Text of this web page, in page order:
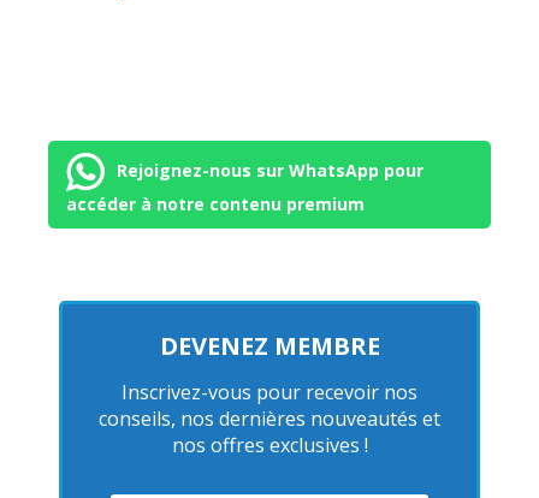
Rejoignez-nous sur WhatsApp pour
accéder à notre contenu premium
DEVENEZ MEMBRE
Inscrivez-vous pour recevoir nos
conseils, nos dernières nouveautés et
nos offres exclusives !